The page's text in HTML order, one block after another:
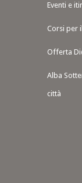
Eventi e
Corsi per
Offerta
Alba
città